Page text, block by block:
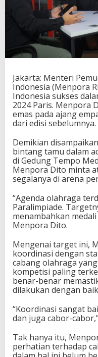
h
a
n
m
s
n
d
o
n
e
s
a
d
i
O
l
m
p
i
e
d
a
n
P
a
r
l
i
m
p
i
Jakarta: Menteri
Indonesia (Menpora
Indonesia sukses
2024 Paris. Menpora
emas pada ajang
dari edisi sebelumnya.
Demikian
bintang tamu dalam
di Gedung Tempo
Menpora Dito minta
segalanya di arena
“Agenda olahraga
Paralimpiade.
menambahkan
Menpora Dito.
Mengenai target ini,
koordinasi dengan
cabang olahraga
kompetisi paling
benar-benar
dilakukan dengan
“Koordinasi sangat
dan juga cabor-
Tak hanya itu,
perhatian terhadap